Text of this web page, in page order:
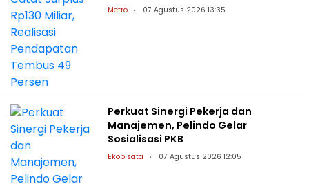
Metro 07 Agustus 2026 13:35
Perkuat Sinergi Pekerja dan
Manajemen, Pelindo Gelar
Sosialisasi PKB
Ekobisata 07 Agustus 2026 12:05